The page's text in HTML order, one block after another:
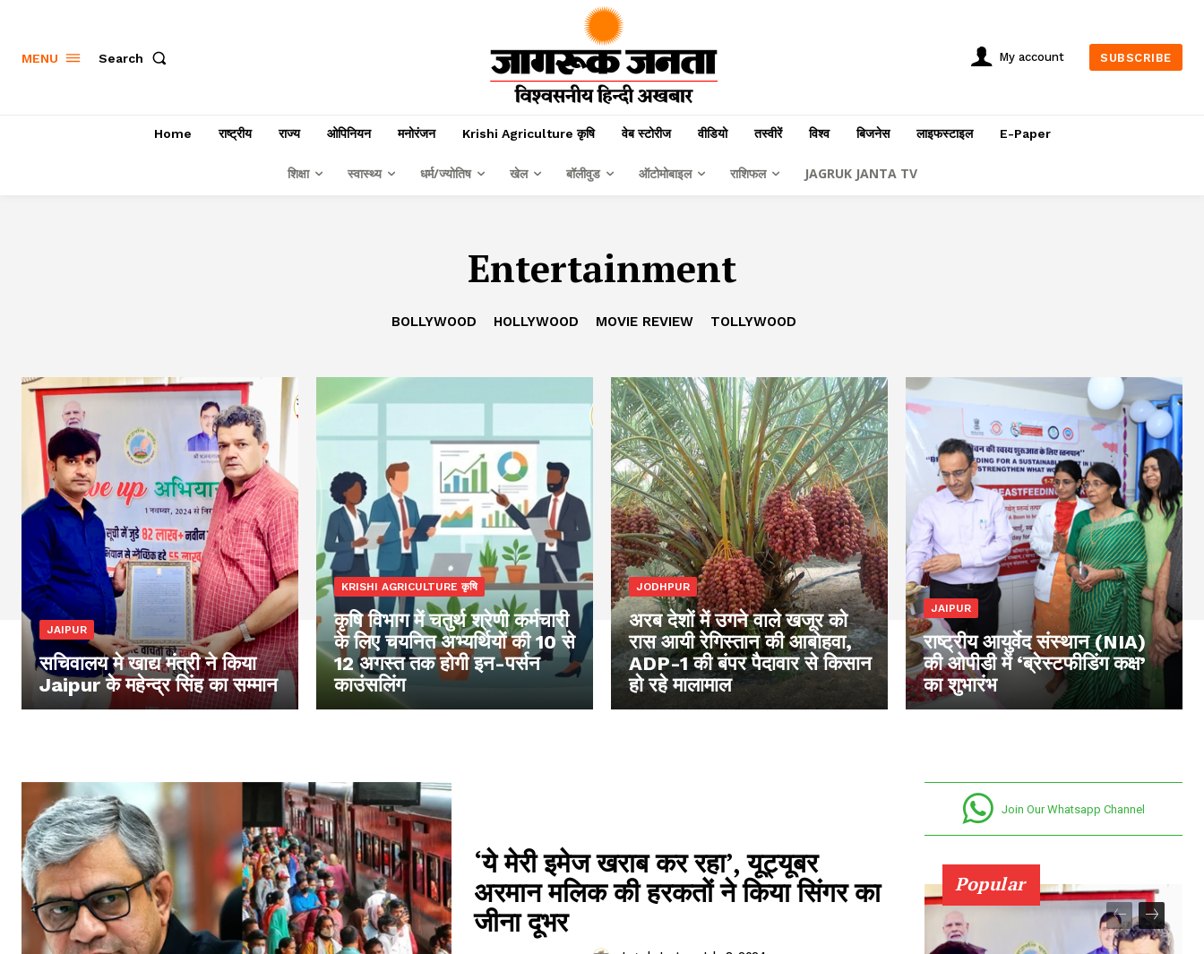
MENU Search My account SUBSCRIBE
Home राष्ट्रीय राज्य ओपिनियन मनोरंजन Krishi Agriculture कृषि वेब स्टोरीज वीडियो तस्वीरें विश्व बिजनेस लाइफस्टाइल E-Paper
शिक्षा स्वास्थ्य धर्म/ज्योतिष खेल बॉलीवुड ऑटोमोबाइल राशिफल JAGRUK JANTA TV
Entertainment
BOLLYWOOD HOLLYWOOD MOVIE REVIEW TOLLYWOOD
JAIPUR
सचिवालय मे खाद्य मंत्री ने किया
Jaipur के महेन्द्र सिंह का सम्मान
KRISHI AGRICULTURE कृषि
कृषि विभाग में चतुर्थ श्रेणी कर्मचारी
के लिए चयनित अभ्यर्थियों की 10 से
12 अगस्त तक होगी इन-पर्सन
काउंसलिंग
JODHPUR
अरब देशों में उगने वाले खजूर को
रास आयी रेगिस्तान की आबोहवा,
ADP-1 की बंपर पैदावार से किसान
हो रहे मालामाल
JAIPUR
राष्ट्रीय आयुर्वेद संस्थान (NIA)
की ओपीडी में ‘ब्रेस्टफीडिंग कक्ष’
का शुभारंभ
‘ये मेरी इमेज खराब कर रहा’, यूट्यूबर
अरमान मल‍िक की हरकतों ने किया सिंगर का
जीना दूभर
Join Our Whatsapp Channel
Popular